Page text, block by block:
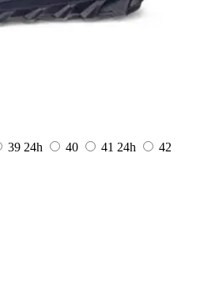
39 24h 40 41 24h
42